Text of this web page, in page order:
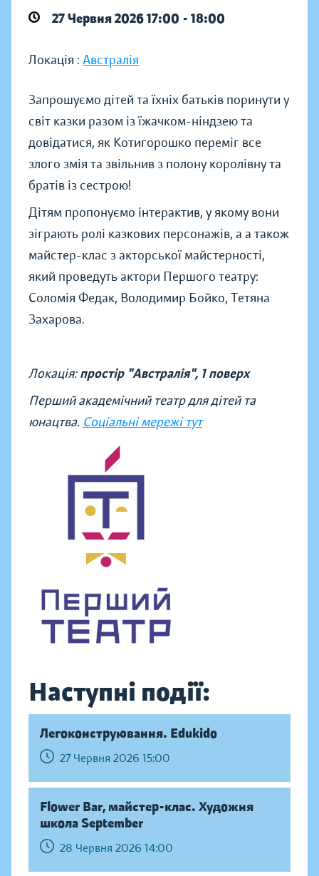
27 Червня 2026 17:00 - 18:00
Локація : Австралія
Запрошуємо дітей та їхніх батьків поринути у
світ казки разом із їжачком-ніндзею та
довідатися, як Котигорошко переміг все
злого змія та звільнив з полону королівну та
братів із сестрою!
Дітям пропонуємо інтерактив, у якому вони
зіграють ролі казкових персонажів, а а також
майстер-клас з акторської майстерності,
який проведуть актори Першого театру:
Соломія Федак, Володимир Бойко, Тетяна
Захарова.
Локація:простір "Австралія", 1 поверх
Перший академічний театр для дітей та
юнацтва. Соціальні мережі тут
Наступні події:
Легоконструювання. Edukido
27 Червня 2026 15:00
Flower Bar, майстер-клас. Художня
школа September
28 Червня 2026 14:00